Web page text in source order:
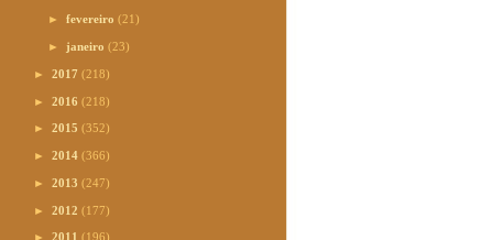
►fevereiro(21)
► janeiro(23)
► 2017 (218)
► 2016 (218)
► 2015 (352)
► 2014 (366)
► 2013 (247)
► 2012 (177)
► 2011 (196)